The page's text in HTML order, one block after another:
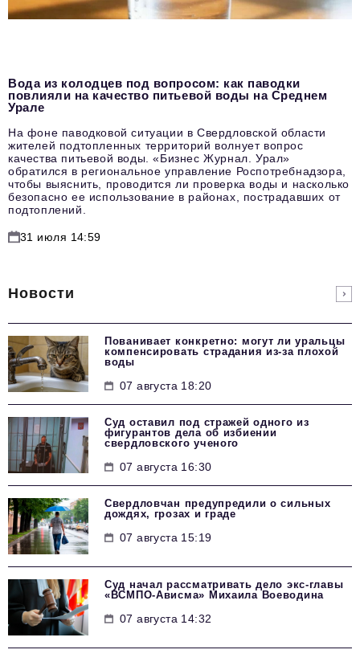
Вода из колодцев под вопросом: как паводки
повлияли на качество питьевой воды на Среднем
Урале
На фоне паводковой ситуации в Свердловской области
жителей подтопленных территорий волнует вопрос
качества питьевой воды. «Бизнес Журнал. Урал»
обратился в региональное управление Роспотребнадзора,
чтобы выяснить, проводится ли проверка воды и насколько
безопасно ее использование в районах, пострадавших от
подтоплений.
31 июля 14:59
Новости
Пованивает конкретно: могут ли уральцы
компенсировать страдания из-за плохой
воды
07 августа 18:20
Суд оставил под стражей одного из
фигурантов дела об избиении
свердловского ученого
07 августа 16:30
Свердловчан предупредили о сильных
дождях, грозах и граде
07 августа 15:19
Суд начал рассматривать дело экс-главы
«ВСМПО-Ависма» Михаила Воеводина
07 августа 14:32